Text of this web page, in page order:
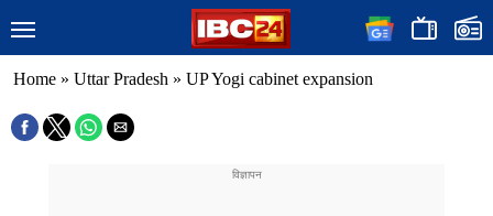
Home » Uttar Pradesh » UP Yogi cabinet expansion